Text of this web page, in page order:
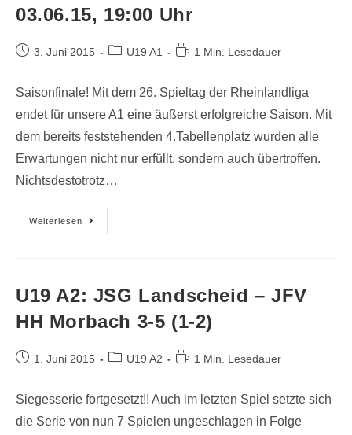
03.06.15, 19:00 Uhr
3. Juni 2015 U19 A1 1 Min. Lesedauer
Saisonfinale! Mit dem 26. Spieltag der Rheinlandliga
endet für unsere A1 eine äußerst erfolgreiche Saison. Mit
dem bereits feststehenden 4.Tabellenplatz wurden alle
Erwartungen nicht nur erfüllt, sondern auch übertroffen.
Nichtsdestotrotz…
Weiterlesen
U19 A2: JSG Landscheid – JFV
HH Morbach 3-5 (1-2)
1. Juni 2015 U19 A2 1 Min. Lesedauer
Siegesserie fortgesetzt!! Auch im letzten Spiel setzte sich
die Serie von nun 7 Spielen ungeschlagen in Folge